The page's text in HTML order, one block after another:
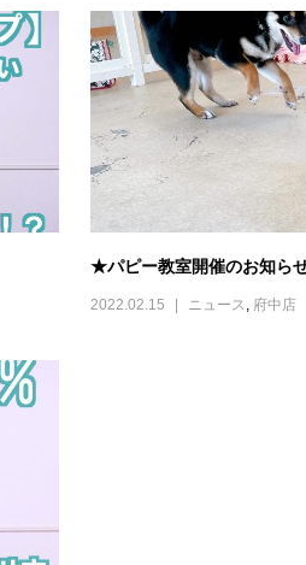
★パピー教室開催のお知ら
2022.02.15 ニュース 府中店